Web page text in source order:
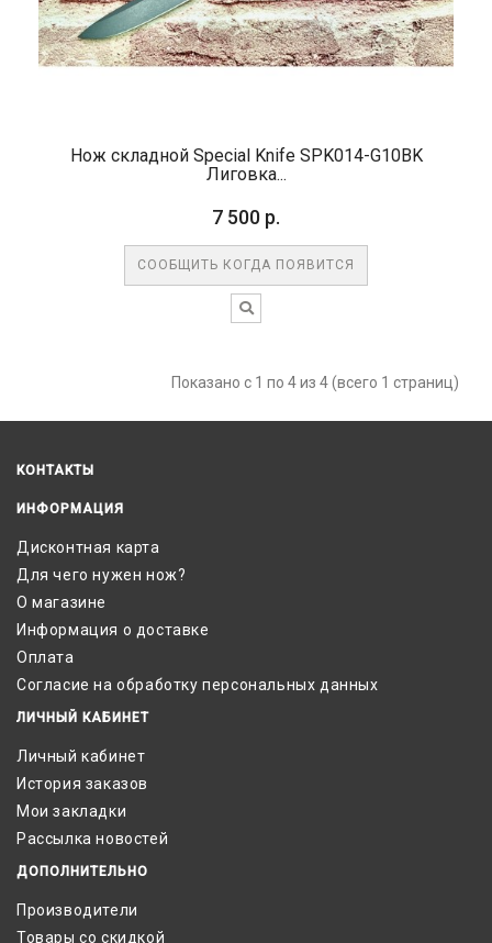
Нож складной Special Knife SPK014-G10BK
Лиговка...
7 500 р.
СООБЩИТЬ КОГДА ПОЯВИТСЯ
Показано с 1 по 4 из 4 (всего 1 страниц)
КОНТАКТЫ
ИНФОРМАЦИЯ
Дисконтная карта
Для чего нужен нож?
О магазине
Информация о доставке
Оплата
Согласие на обработку персональных данных
ЛИЧНЫЙ КАБИНЕТ
Личный кабинет
История заказов
Мои закладки
Рассылка новостей
ДОПОЛНИТЕЛЬНО
Производители
Товары со скидкой